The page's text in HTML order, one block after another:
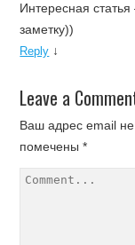
Интересная
заметку))
Reply ↓
Leave a
Ваш адрес email не
помечены*